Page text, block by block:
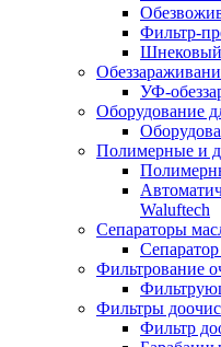
Фильтр-
Шнековый
УФ-
Оборудование
Полимерные и
Waluftech
Сепараторы
Фильтрование
Фильтры
Фильтр